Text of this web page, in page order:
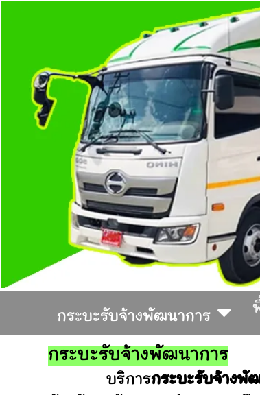
กระบะรับจ้างพัฒนาการ
กระบะรับจ้างพัฒนาการ
บริการกระบะรับจ้างพั